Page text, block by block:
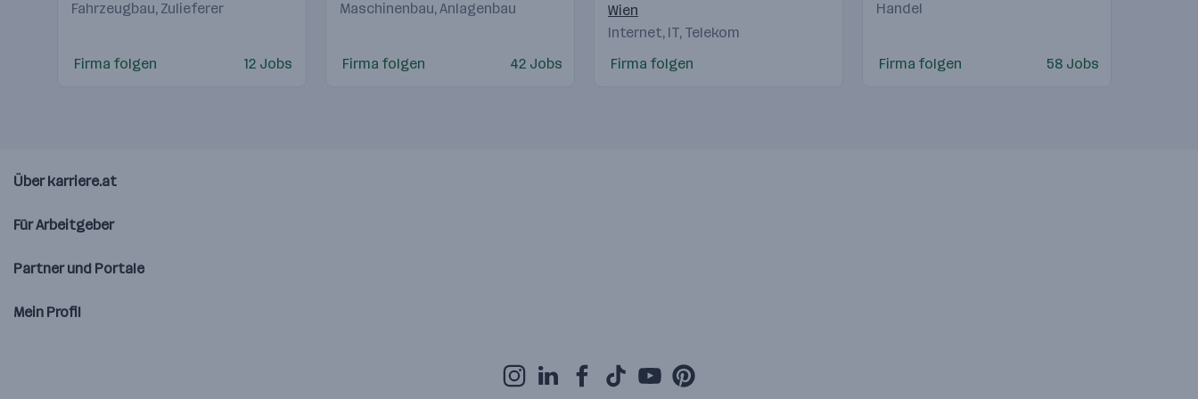
Fahrzeugbau, Zulieferer
Firma folgen 12 Jobs
Maschinenbau, Anlagenbau
Firma folgen 42 Jobs
Wien
Internet, IT, Telekom
Firma folgen
Handel
Firma folgen 58 Jobs
Über karriere.at
Für Arbeitgeber
Partner und Portale
Mein Profil